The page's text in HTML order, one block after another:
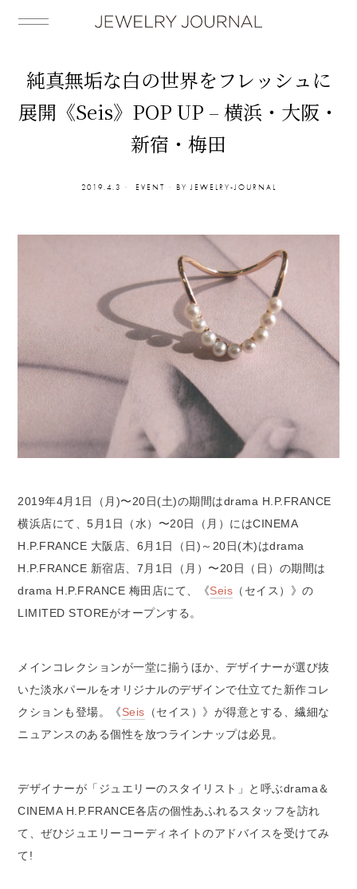
純真無垢な白の世界をフレッシュに
展開《Seis》POP UP – 横浜・大阪・
新宿・梅田
2019.4.3 EVENT BY JEWELRY-JOURNAL
2019年4月1日（月)〜20日(土)の期間はdrama H.P.FRANCE
横浜店にて、5月1日（水）〜20日（月）にはCINEMA
H.P.FRANCE 大阪店、6月1日（日)～20日(木)はdrama
H.P.FRANCE 新宿店、7月1日（月）〜20日（日）の期間は
drama H.P.FRANCE 梅田店にて、《Seis （セイス）》の
LIMITED STOREがオープンする。
メインコレクションが一堂に揃うほか、デザイナーが選び抜
いた淡水パールをオリジナルのデザインで仕立てた新作コレ
クションも登場。《Seis （セイス）》が得意とする、繊細な
ニュアンスのある個性を放つラインナップは必見。
デザイナーが「ジュエリーのスタイリスト」と呼ぶdrama＆
CINEMA H.P.FRANCE各店の個性あふれるスタッフを訪れ
て、ぜひジュエリーコーディネイトのアドバイスを受けてみ
て!